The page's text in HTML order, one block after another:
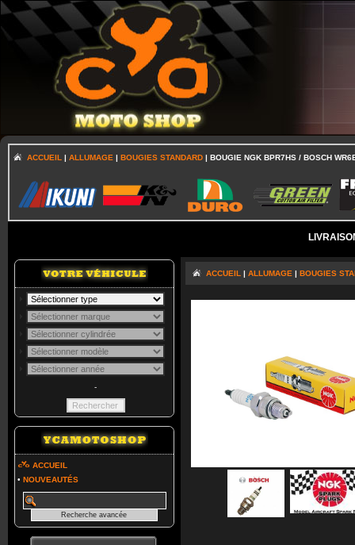
ACCUEIL | ALLUMAGE | BOUGIES STANDARD | BOUGIE NGK BPR7HS / BOSCH
-
ACCUEIL
• NOUVEAUTÉS
ACCUEIL | ALLUMAGE | BOUGIES